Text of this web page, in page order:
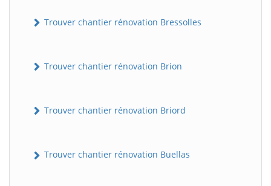
Trouver chantier rénovation Bressolles
Trouver chantier rénovation Brion
Trouver chantier rénovation Briord
Trouver chantier rénovation Buellas